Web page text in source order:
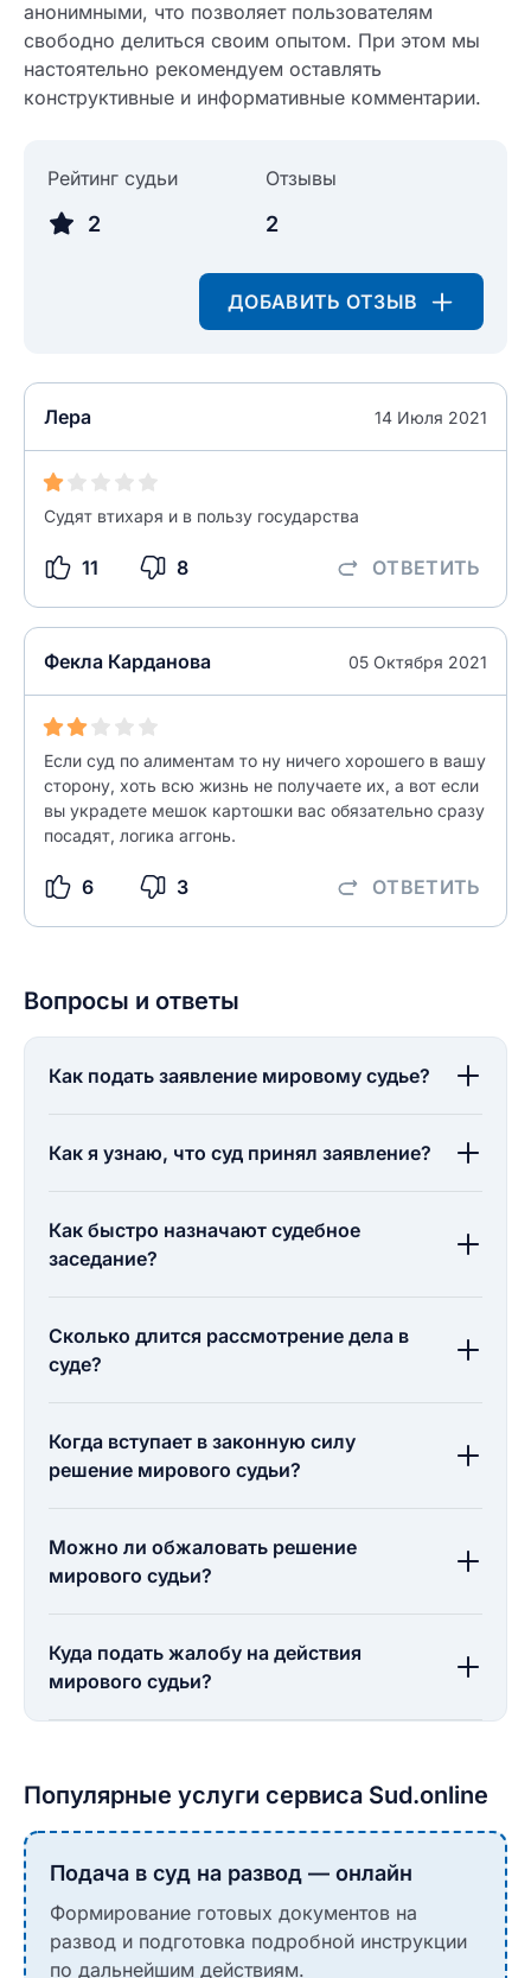
анонимными, что позволяет пользователям
свободно делиться своим опытом. При этом мы
настоятельно рекомендуем оставлять
конструктивные и информативные комментарии.
Рейтинг судьи
2
Отзывы
2
ДОБАВИТЬ ОТЗЫВ
Лера 14 Июля 2021
Судят втихаря и в пользу государства
11 8 ОТВЕТИТЬ
Фекла Карданова 05 Октября 2021
Если суд по алиментам то ну ничего хорошего в вашу
сторону, хоть всю жизнь не получаете их, а вот если
вы украдете мешок картошки вас обязательно сразу
посадят, логика аггонь.
6 3 ОТВЕТИТЬ
Введите свое имя
Текст отзыва
Как вы оцените судебный участок?
разрешить публикацию отзыва
ОСТАВИТЬ ОТЗЫВ
Введите свой номер телефона
Ответ на отзыв
0/500
ОСТАВИТЬ ОТЗЫВ
Вопросы и ответы
Как подать заявление мировому судье?
Как я узнаю, что суд принял заявление?
Как быстро назначают судебное
заседание?
Сколько длится рассмотрение дела в
суде?
Когда вступает в законную силу
решение мирового судьи?
Можно ли обжаловать решение
мирового судьи?
Куда подать жалобу на действия
мирового судьи?
Популярные услуги сервиса Sud.online
Подача в суд на развод — онлайн
Формирование готовых документов на
развод и подготовка подробной инструкции
по дальнейшим действиям.
НАЙТИ МЕНЯ
ЗАКРЫТЬ СОХРАНИТЬ